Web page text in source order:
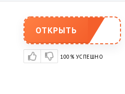
ОТКРЫТЬ
100% УСПЕШНО